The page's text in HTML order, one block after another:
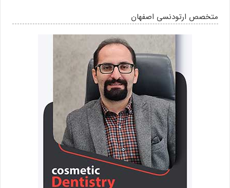
متخصص ارتودنسی اصفهان